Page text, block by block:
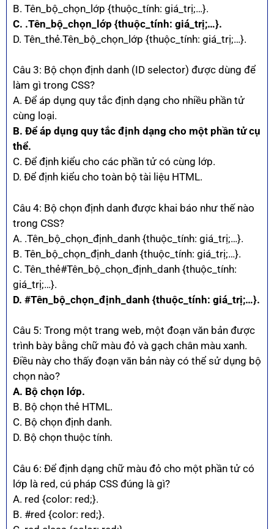
B. Tên_bộ_chọn_lớp {thuộc_tính: giá_trị;…}.
C. .Tên_bộ_chọn_lớp {thuộc_tính: giá_trị;…}.
D. Tên_thẻ.Tên_bộ_chọn_lớp {thuộc_tính: giá_trị;…}.
Câu 3: Bộ chọn định danh (ID selector) được dùng để
làm gì trong CSS?
A. Để áp dụng quy tắc định dạng cho nhiều phần tử
cùng loại.
B. Để áp dụng quy tắc định dạng cho một phần tử cụ
thể.
C. Để định kiểu cho các phần tử có cùng lớp.
D. Để định kiểu cho toàn bộ tài liệu HTML.
Câu 4: Bộ chọn định danh được khai báo như thế nào
trong CSS?
A. .Tên_bộ_chọn_định_danh {thuộc_tính: giá_trị;…}.
B. Tên_bộ_chọn_định_danh {thuộc_tính: giá_trị;…}.
C. Tên_thẻ#Tên_bộ_chọn_định_danh {thuộc_tính:
giá_trị;…}.
D. #Tên_bộ_chọn_định_danh {thuộc_tính: giá_trị;…}.
Câu 5: Trong một trang web, một đoạn văn bản được
trình bày bằng chữ màu đỏ và gạch chân màu xanh.
Điều này cho thấy đoạn văn bản này có thể sử dụng bộ
chọn nào?
A. Bộ chọn lớp.
B. Bộ chọn thẻ HTML.
C. Bộ chọn định danh.
D. Bộ chọn thuộc tính.
Câu 6: Để định dạng chữ màu đỏ cho một phần tử có
lớp là red, cú pháp CSS đúng là gì?
A. red {color: red;}.
B. #red {color: red;}.